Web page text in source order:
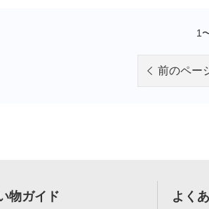
1
前のペー
物ガイド よく